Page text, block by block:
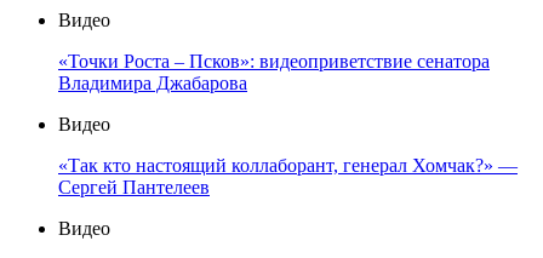
Видео
«Точки Роста – Псков»: видеоприветствие сенатора
Владимира Джабарова
Видео
«Так кто настоящий коллаборант, генерал Хомчак?» —
Сергей Пантелеев
Видео